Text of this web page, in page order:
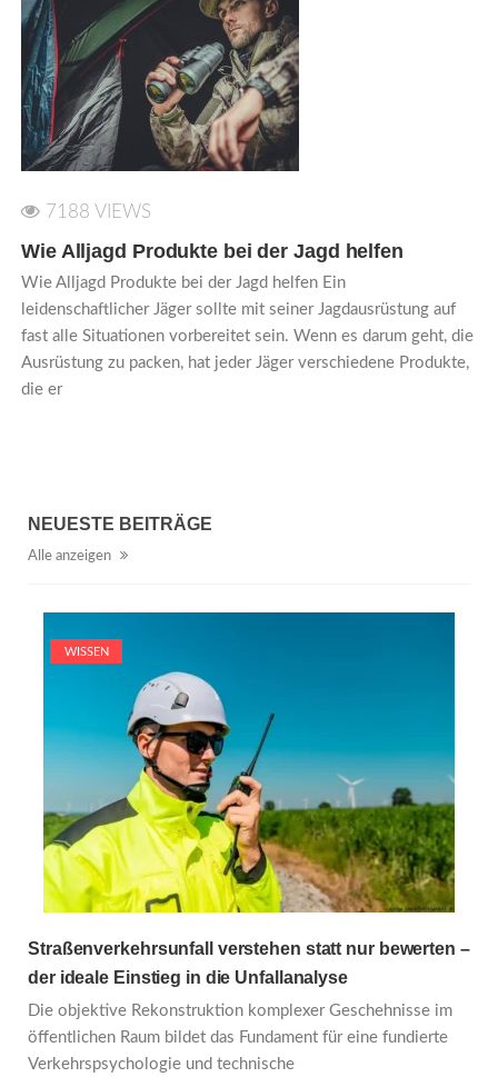
7188 VIEWS
Wie Alljagd Produkte bei der Jagd helfen
Wie Alljagd Produkte bei der Jagd helfen Ein
leidenschaftlicher Jäger sollte mit seiner Jagdausrüstung auf
fast alle Situationen vorbereitet sein. Wenn es darum geht, die
Ausrüstung zu packen, hat jeder Jäger verschiedene Produkte,
die er
NEUESTE BEITRÄGE
Alle anzeigen
WISSEN
Straßenverkehrsunfall verstehen statt nur bewerten –
der ideale Einstieg in die Unfallanalyse
Die objektive Rekonstruktion komplexer Geschehnisse im
öffentlichen Raum bildet das Fundament für eine fundierte
Verkehrspsychologie und technische